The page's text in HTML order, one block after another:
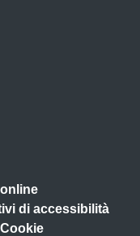
di accessibilità
Cookie